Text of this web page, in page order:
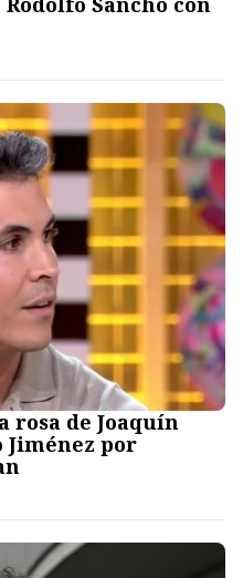
rosa de Joaquín
Jiménez por